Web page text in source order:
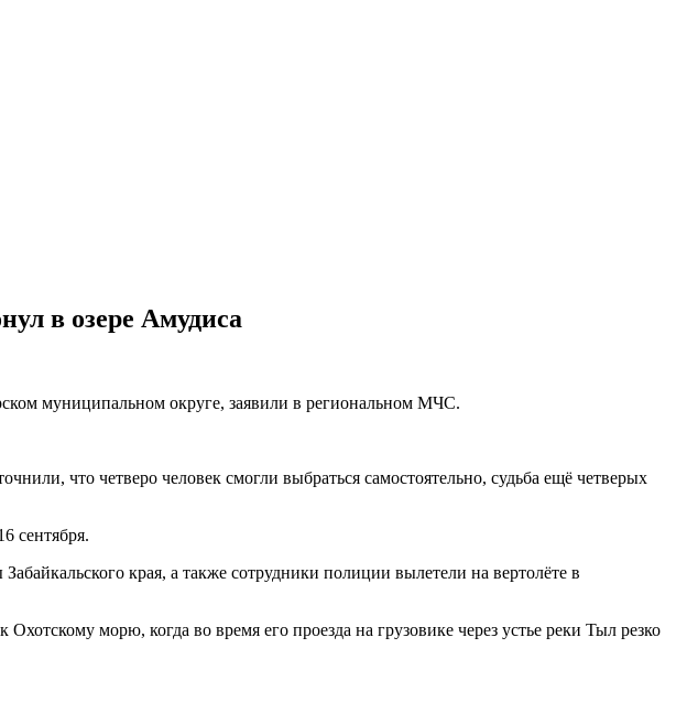
в озере Амудиса
муниципальном округе, заявили в региональном МЧС.
что четверо человек смогли выбраться самостоятельно, судьба ещё четверых
сентября.
края, а также сотрудники полиции вылетели на вертолёте в
морю, когда во время его проезда на грузовике через устье реки Тыл резко